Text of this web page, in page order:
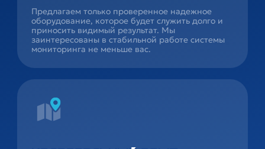
Предлагаем только проверенное надежное
оборудование, которое будет служить долго и
приносить видимый результат. Мы
заинтересованы в стабильной работе системы
мониторинга не меньше вас.